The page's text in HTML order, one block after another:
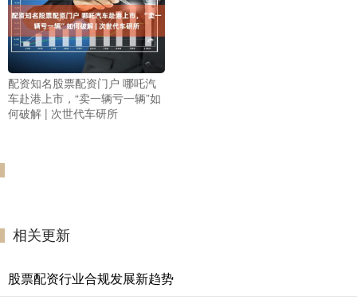
配资知名股票配资门户 哪吒汽
车赴港上市，“卖一辆亏一辆”如
何破解 | 次世代车研所
相关更新
股票配资行业合规发展新趋势